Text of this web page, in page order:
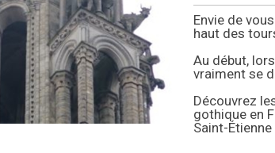
Envie de
haut des
Au début,
vraiment se
Découvrez
gothique en
Saint-